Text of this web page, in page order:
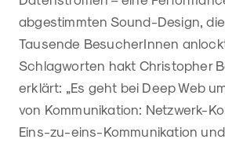
abgestimmten Sound-Design,
Tausende BesucherInnen
Schlagworten hakt Christopher
erklärt: „Es geht bei Deep Web
von Kommunikation: Netzwerk-
Eins-zu-eins-Kommunikation